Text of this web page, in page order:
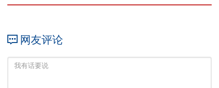
网友评论